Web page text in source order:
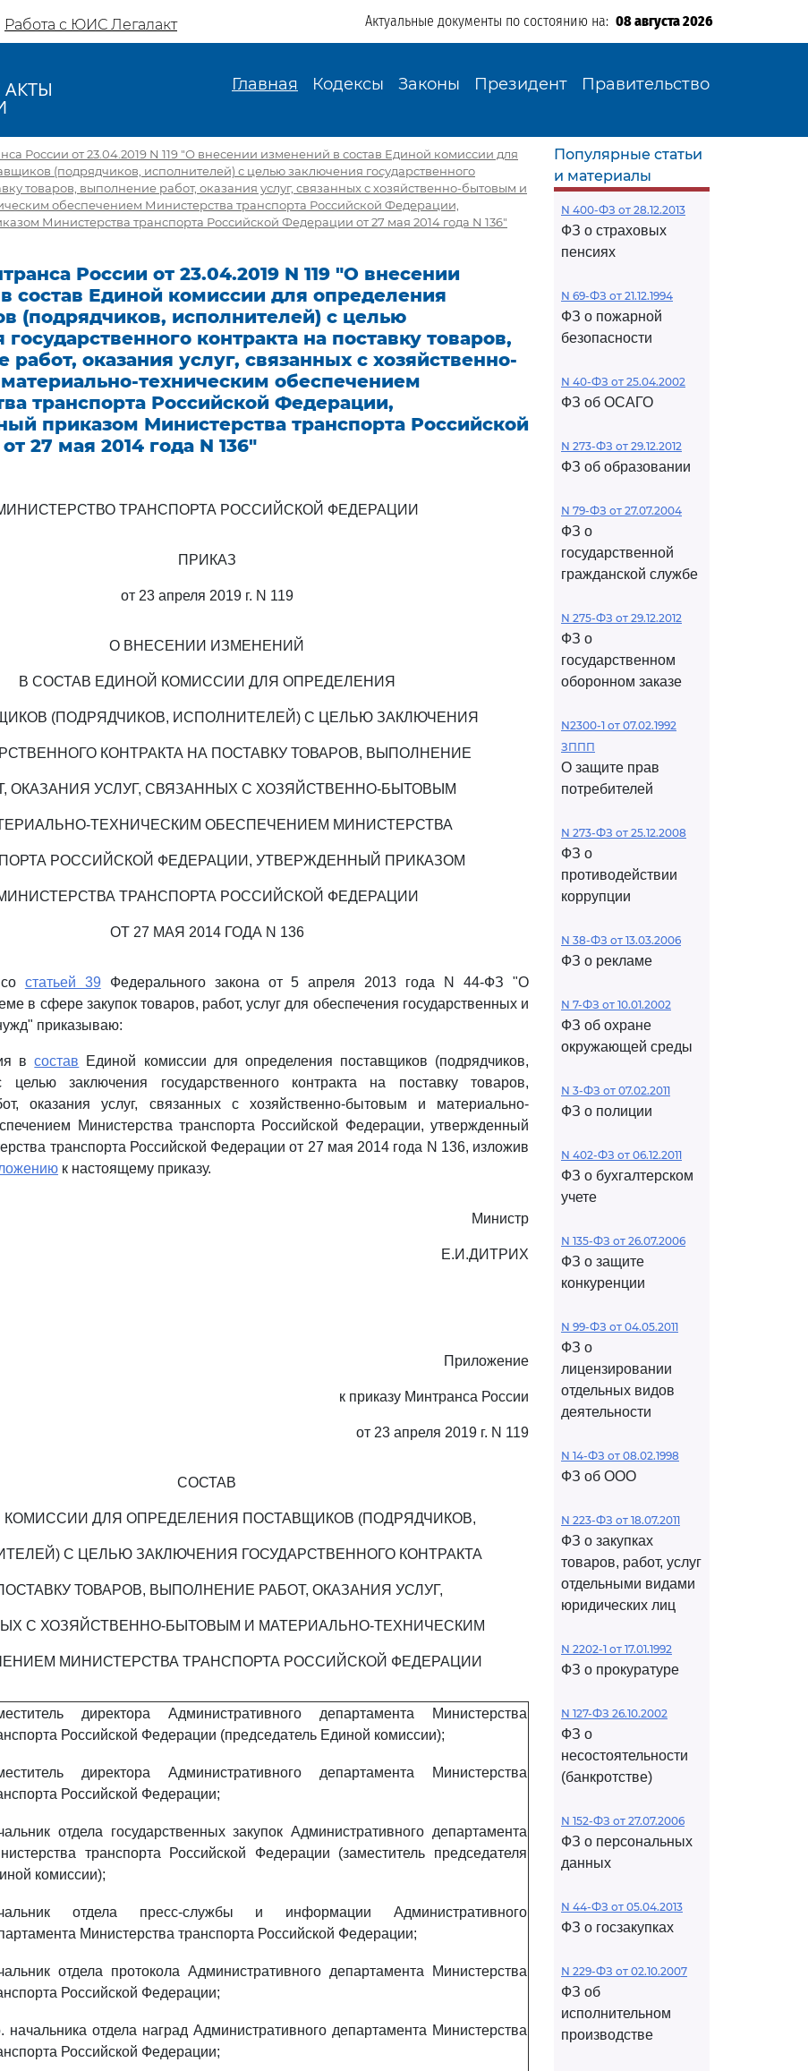
Работа с ЮИС Легалакт Актуальные документы по состоянию на: 08 августа 2026
Главная Кодексы Законы Президент Правительство
России от 23.04.2019 N 119 "О внесении изменений в состав Единой комиссии для
(подрядчиков, исполнителей) с целью заключения государственного
товаров, выполнение работ, оказания услуг, связанных с хозяйственно-бытовым и
обеспечением Министерства транспорта Российской Федерации,
Министерства транспорта Российской Федерации от 27 мая 2014 года N 136"
России от 23.04.2019 N 119 "О внесении
состав Единой комиссии для определения
(подрядчиков, исполнителей) с целью
контракта на поставку товаров,
работ, оказания услуг, связанных с хозяйственно-
техническим обеспечением
транспорта Российской Федерации,
приказом Министерства транспорта Российской
27 мая 2014 года N 136"
ТРАНСПОРТА РОССИЙСКОЙ ФЕДЕРАЦИИ
ПРИКАЗ
от 23 апреля 2019 г. N 119
О ВНЕСЕНИИ ИЗМЕНЕНИЙ
В СОСТАВ ЕДИНОЙ КОМИССИИ ДЛЯ ОПРЕДЕЛЕНИЯ
(ПОДРЯДЧИКОВ, ИСПОЛНИТЕЛЕЙ) С ЦЕЛЬЮ ЗАКЛЮЧЕНИЯ
КОНТРАКТА НА ПОСТАВКУ ТОВАРОВ, ВЫПОЛНЕНИЕ
ОКАЗАНИЯ УСЛУГ, СВЯЗАННЫХ С ХОЗЯЙСТВЕННО-БЫТОВЫМ
ТЕХНИЧЕСКИМ ОБЕСПЕЧЕНИЕМ МИНИСТЕРСТВА
РОССИЙСКОЙ ФЕДЕРАЦИИ, УТВЕРЖДЕННЫЙ ПРИКАЗОМ
ТРАНСПОРТА РОССИЙСКОЙ ФЕДЕРАЦИИ
ОТ 27 МАЯ 2014 ГОДА N 136
статьей 39 Федерального закона от 5 апреля 2013 года N 44-ФЗ "О
в сфере закупок товаров, работ, услуг для обеспечения государственных и
приказываю:
всостав Единой комиссии для определения поставщиков (подрядчиков,
целью заключения государственного контракта на поставку товаров,
оказания услуг, связанных с хозяйственно-бытовым и материально-
Министерства транспорта Российской Федерации, утвержденный
транспорта Российской Федерации от 27 мая 2014 года N 136, изложив
к настоящему приказу.
Министр
Е.И.ДИТРИХ
Приложение
к приказу Минтранса России
от 23 апреля 2019 г. N 119
СОСТАВ
КОМИССИИ ДЛЯ ОПРЕДЕЛЕНИЯ ПОСТАВЩИКОВ (ПОДРЯДЧИКОВ,
С ЦЕЛЬЮ ЗАКЛЮЧЕНИЯ ГОСУДАРСТВЕННОГО КОНТРАКТА
ТОВАРОВ, ВЫПОЛНЕНИЕ РАБОТ, ОКАЗАНИЯ УСЛУГ,
С ХОЗЯЙСТВЕННО-БЫТОВЫМ И МАТЕРИАЛЬНО-ТЕХНИЧЕСКИМ
МИНИСТЕРСТВА ТРАНСПОРТА РОССИЙСКОЙ ФЕДЕРАЦИИ
директора Административного департамента Министерства
Российской Федерации (председатель Единой комиссии);
директора Административного департамента Министерства
Российской Федерации;
отдела государственных закупок Административного департамента
транспорта Российской Федерации (заместитель председателя
комиссии);
отдела пресс-службы и информации Административного
Министерства транспорта Российской Федерации;
отдела протокола Административного департамента Министерства
Российской Федерации;
начальника отдела наград Административного департамента Министерства
Российской Федерации;
Популярные статьи
и материалы
N 400-ФЗ от 28.12.2013
ФЗ о страховых
пенсиях
N 69-ФЗ от 21.12.1994
ФЗ о пожарной
безопасности
N 40-ФЗ от 25.04.2002
ФЗ об ОСАГО
N 273-ФЗ от 29.12.2012
ФЗ об образовании
N 79-ФЗ от 27.07.2004
ФЗ о
государственной
гражданской службе
N 275-ФЗ от 29.12.2012
ФЗ о
государственном
оборонном заказе
N2300-1 от 07.02.1992
ЗППП
О защите прав
потребителей
N 273-ФЗ от 25.12.2008
ФЗ о
противодействии
коррупции
N 38-ФЗ от 13.03.2006
ФЗ о рекламе
N 7-ФЗ от 10.01.2002
ФЗ об охране
окружающей среды
N 3-ФЗ от 07.02.2011
ФЗ о полиции
N 402-ФЗ от 06.12.2011
ФЗ о бухгалтерском
учете
N 135-ФЗ от 26.07.2006
ФЗ о защите
конкуренции
N 99-ФЗ от 04.05.2011
ФЗ о
лицензировании
отдельных видов
деятельности
N 14-ФЗ от 08.02.1998
ФЗ об ООО
N 223-ФЗ от 18.07.2011
ФЗ о закупках
товаров, работ, услуг
отдельными видами
юридических лиц
N 2202-1 от 17.01.1992
ФЗ о прокуратуре
N 127-ФЗ 26.10.2002
ФЗ о
несостоятельности
(банкротстве)
N 152-ФЗ от 27.07.2006
ФЗ о персональных
данных
N 44-ФЗ от 05.04.2013
ФЗ о госзакупках
N 229-ФЗ от 02.10.2007
ФЗ об
исполнительном
производстве